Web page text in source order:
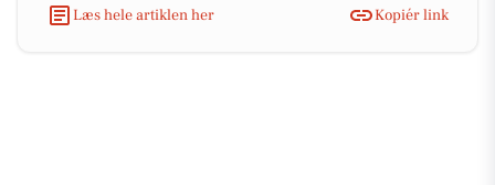
Læs hele artiklen her Kopiér link